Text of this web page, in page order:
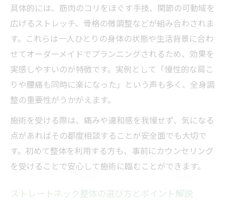
具体的には、筋肉のコリをほぐす手技、関節の可動域を
広げるストレッチ、骨格の微調整などが組み合わされま
す。これらは一人ひとりの身体の状態や生活背景に合わ
せてオーダーメイドでプランニングされるため、効果を
実感しやすいのが特徴です。実例として「慢性的な肩こ
りや腰痛も同時に楽になった」という声も多く、全身調
整の重要性がうかがえます。
施術を受ける際は、痛みや違和感を我慢せず、気になる
点があればその都度相談することが安全面でも大切で
す。初めて整体を利用する方も、事前にカウンセリング
を受けることで安心して施術に臨むことができます。
ストレートネック整体の選び方とポイント解説